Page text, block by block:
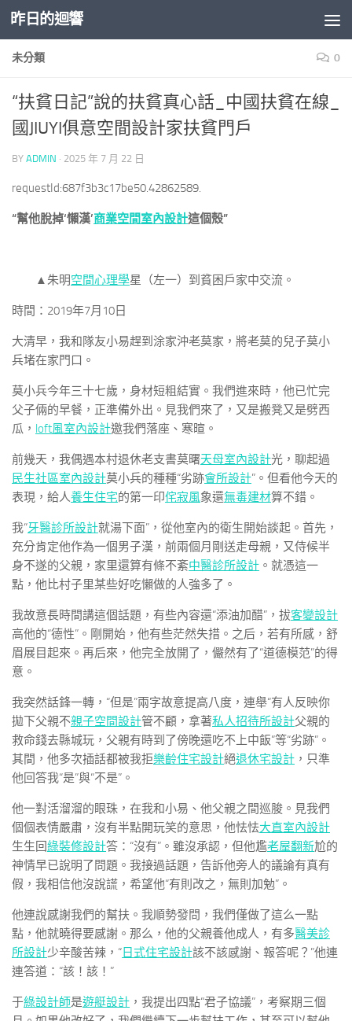
Skip to content
昨日的迴響
未分類 0
“扶貧日記”說的扶貧真心話_中國扶貧在線_
國JIUYI俱意空間設計家扶貧門戶
BY ADMIN · 2025 年 7 月 22 日
requestId:687f3b3c17be50.42862589.
“幫他脫掉‘懶漢’商業空間室內設計這個殼”
▲朱明空間心理學星（左一）到貧困戶家中交流。
時間：2019年7月10日
大清早，我和隊友小易趕到涂家沖老莫家，將老莫的兒子莫小
兵堵在家門口。
莫小兵今年三十七歲，身材短粗結實。我們進來時，他已忙完
父子倆的早餐，正準備外出。見我們來了，又是搬凳又是劈西
瓜， loft風室內設計邀我們落座、寒暄。
前幾天，我偶遇本村退休老支書莫曙天母室內設計光，聊起過
民生社區室內設計莫小兵的種種“劣跡會所設計”。但看他今天的
表現，給人養生住宅的第一印侘寂風象還無毒建材算不錯。
我“牙醫診所設計就湯下面”，從他室內的衛生開始談起。首先，
充分肯定他作為一個男子漢，前兩個月剛送走母親，又侍候半
身不遂的父親，家里還算有條不紊中醫診所設計 。就憑這一
點，他比村子里某些好吃懶做的人強多了。
我故意長時間講這個話題，有些內容還“添油加醋”，拔客變設計
高他的“德性”。剛開始，他有些茫然失措。之后，若有所感，舒
眉展目起來。再后來，他完全放開了，儼然有了“道德模范”的得
意。
我突然話鋒一轉，“但是”兩字故意提高八度，連舉“有人反映你
拋下父親不親子空間設計管不顧，拿著私人招待所設計父親的
救命錢去縣城玩，父親有時到了傍晚還吃不上中飯”等“劣跡”。
其間，他多次插話都被我拒樂齡住宅設計絕退休宅設計 ，只準
他回答我“是”與“不是”。
他一對活溜溜的眼珠，在我和小易、他父親之間巡脧。見我們
個個表情嚴肅，沒有半點開玩笑的意思，他怯怯大直室內設計
生生回綠裝修設計答：“沒有”。雖沒承認，但他尷老屋翻新尬的
神情早已說明了問題。我接過話題，告訴他旁人的議論有真有
假，我相信他沒說謊，希望他“有則改之，無則加勉”。
他連說感謝我們的幫扶。我順勢發問，我們僅做了這么一點
點，他就曉得要感謝。那么，他的父親養他成人，有多醫美診
所設計少辛酸苦辣，“日式住宅設計該不該感謝、報答呢？”他連
連答道：“該！該！”
于綠設計師是遊艇設計 ，我提出四點“君子協議”，考察期三個